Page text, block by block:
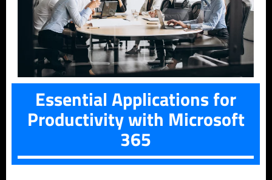
Essential Applications for
Productivity with Microsoft
365